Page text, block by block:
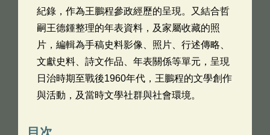
紀錄，作為王鵬程參政經歷的呈現。又結合哲
嗣王德鍾整理的年表資料，及家屬收藏的照
片，編輯為手稿史料影像、照片、行述傳略、
文獻史料、詩文作品、年表關係等單元，呈現
日治時期至戰後1960年代，王鵬程的文學創作
與活動，及當時文學社群與社會環境。